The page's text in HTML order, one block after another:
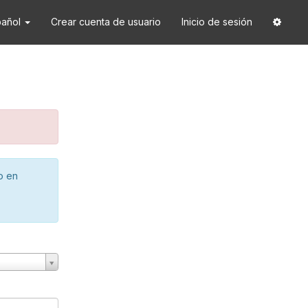
Crear cuenta de usuario Inicio de sesión
en